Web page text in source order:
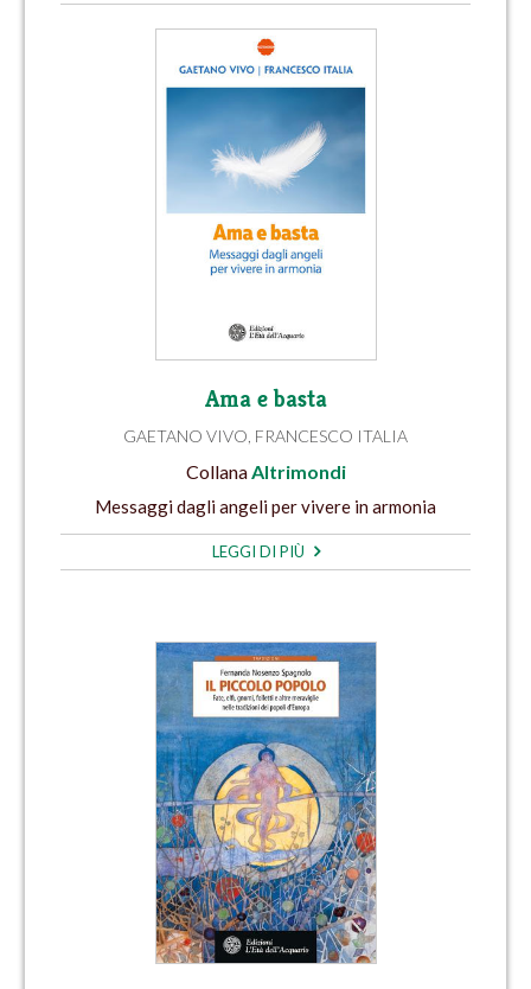
Ama e basta
GAETANO VIVO FRANCESCO ITALIA
Collana Altrimondi
Messaggi dagli angeli per vivere in armonia
LEGGI DI PIÙ